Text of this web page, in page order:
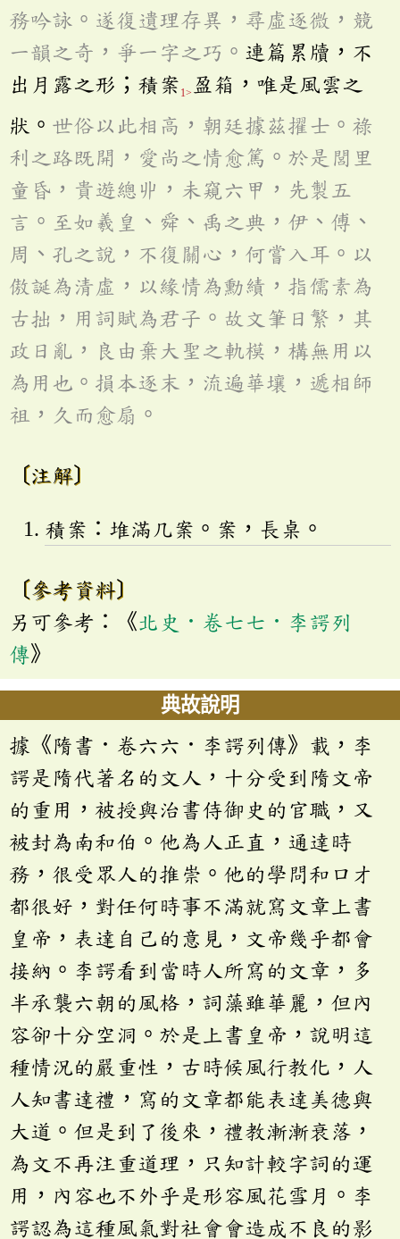
務吟詠。遂復遺理存異，尋虛逐微，競
一韻之奇，爭一字之巧。 連篇累牘，不
出月露之形；積案 1> 盈箱，唯是風雲之
狀。 世俗以此相高，朝廷據茲擢士。祿
利之路既開，愛尚之情愈篤。於是閭里
童昏，貴遊總丱，未窺六甲，先製五
言。至如羲皇、舜、禹之典，伊、傅、
周、孔之說，不復關心，何嘗入耳。以
傲誕為清虛，以緣情為勳績，指儒素為
古拙，用詞賦為君子。故文筆日繁，其
政日亂，良由棄大聖之軌模，構無用以
為用也。損本逐末，流遍華壤，遞相師
祖，久而愈扇。
〔注解〕
積案：堆滿几案。案，長桌。
〔參考資料〕
另可參考：《北史．卷七七．李諤列
傳》
典故說明
據《隋書．卷六六．李諤列傳》載，李
諤是隋代著名的文人，十分受到隋文帝
的重用，被授與治書侍御史的官職，又
被封為南和伯。他為人正直，通達時
務，很受眾人的推崇。他的學問和口才
都很好，對任何時事不滿就寫文章上書
皇帝，表達自己的意見，文帝幾乎都會
接納。李諤看到當時人所寫的文章，多
半承襲六朝的風格，詞藻雖華麗，但內
容卻十分空洞。於是上書皇帝，說明這
種情況的嚴重性，古時候風行教化，人
人知書達禮，寫的文章都能表達美德與
大道。但是到了後來，禮教漸漸衰落，
為文不再注重道理，只知計較字詞的運
用，內容也不外乎是形容風花雪月。李
諤認為這種風氣對社會會造成不良的影